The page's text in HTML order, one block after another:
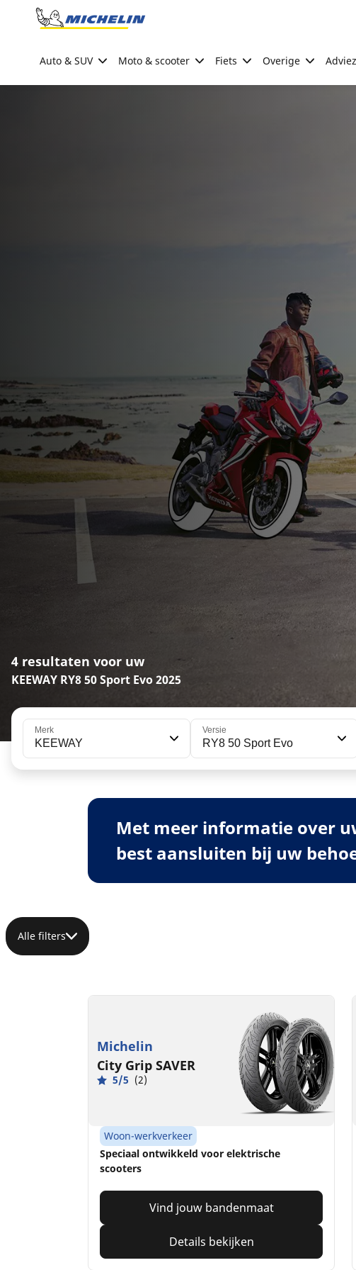
Go to page content
Auto & SUV Moto & scooter Fiets Overige
4 resultaten voor uw
KEEWAY RY8 50 Sport Evo 2025
Merk
KEEWAY
Versie
RY8 50 Sport Evo
Met meer informatie over
best aansluiten bij uw
Alle filters
Michelin
City Grip SAVER
5/5 (2)
Woon-werkverkeer
Speciaal ontwikkeld voor elektrische
scooters
Vind jouw bandenmaat
Details bekijken